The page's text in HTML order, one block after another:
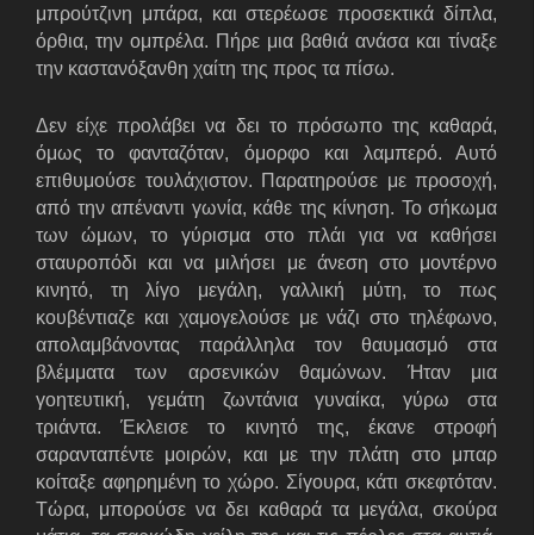
μπρούτζινη μπάρα, και στερέωσε προσεκτικά δίπλα,
όρθια, την ομπρέλα. Πήρε μια βαθιά ανάσα και τίναξε
την καστανόξανθη χαίτη της προς τα πίσω.
Δεν είχε προλάβει να δει το πρόσωπο της καθαρά,
όμως το φανταζόταν, όμορφο και λαμπερό. Αυτό
επιθυμούσε τουλάχιστον. Παρατηρούσε με προσοχή,
από την απέναντι γωνία, κάθε της κίνηση. Το σήκωμα
των ώμων, το γύρισμα στο πλάι για να καθήσει
σταυροπόδι και να μιλήσει με άνεση στο μοντέρνο
κινητό, τη λίγο μεγάλη, γαλλική μύτη, το πως
κουβέντιαζε και χαμογελούσε με νάζι στο τηλέφωνο,
απολαμβάνοντας παράλληλα τον θαυμασμό στα
βλέμματα των αρσενικών θαμώνων. Ήταν μια
γοητευτική, γεμάτη ζωντάνια γυναίκα, γύρω στα
τριάντα. Έκλεισε το κινητό της, έκανε στροφή
σαρανταπέντε μοιρών, και με την πλάτη στο μπαρ
κοίταξε αφηρημένη το χώρο. Σίγουρα, κάτι σκεφτόταν.
Τώρα, μπορούσε να δει καθαρά τα μεγάλα, σκούρα